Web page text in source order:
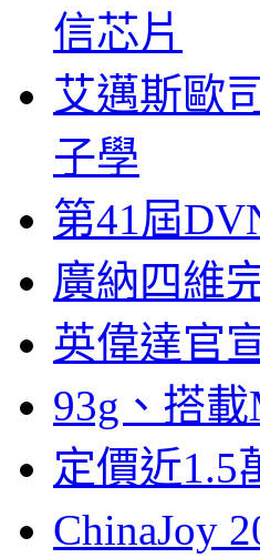
信芯片
艾邁斯歐
子學
第41屆
廣納四維
英偉達官
93g、搭
定價近1.5
ChinaJoy